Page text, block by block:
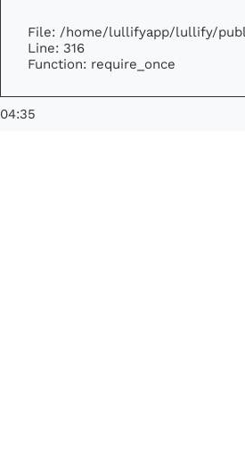
File: /home/lullifyapp/lullify/
Line: 316
Function: require_once
04:35